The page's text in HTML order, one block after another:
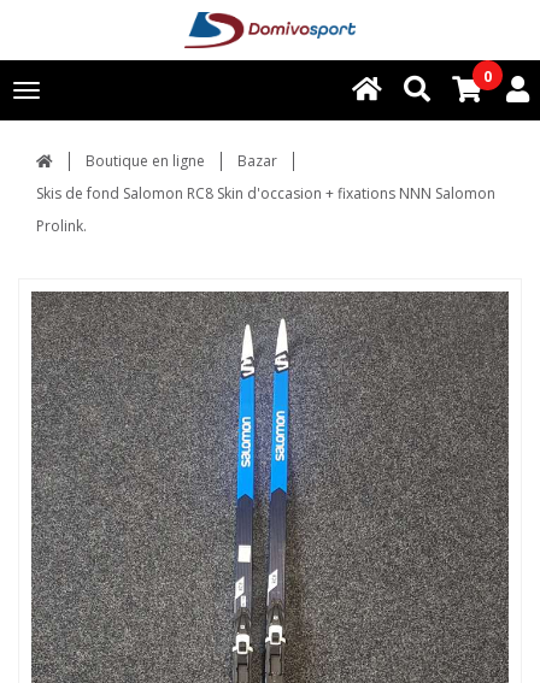
Toggle
navigation
0
Boutique en ligne
Bazar
Skis de fond Salomon RC8 Skin d'occasion + fixations NNN Salomon
Prolink.